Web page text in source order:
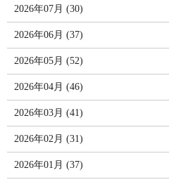
2026年07月 (30)
2026年06月 (37)
2026年05月 (52)
2026年04月 (46)
2026年03月 (41)
2026年02月 (31)
2026年01月 (37)